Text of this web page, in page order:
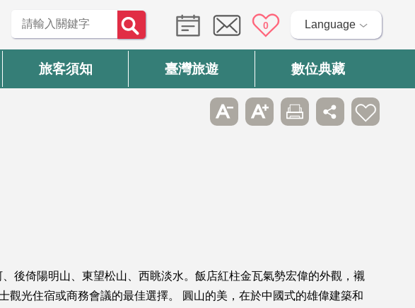
0 Language
旅客須知 臺灣旅遊 數位典藏
後倚陽明山、東望松山、西眺淡水。飯店紅柱金瓦氣勢宏偉的外觀，襯
光住宿或商務會議的最佳選擇。 圓山的美，在於中國式的雄偉建築和